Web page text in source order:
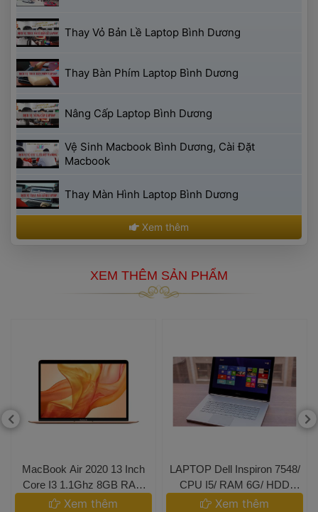
Thay Vỏ Bản Lề Laptop Bình Dương
Thay Bàn Phím Laptop Bình Dương
Nâng Cấp Laptop Bình Dương
Vệ Sinh Macbook Bình Dương, Cài Đặt
Macbook
Thay Màn Hình Laptop Bình Dương
Xem thêm
XEM THÊM SẢN PHẨM
MacBook Air 2020 13 Inch
Core I3 1.1Ghz 8GB RAM
256GB SSD
Xem thêm
LAPTOP Dell Inspiron 7548/
CPU I5/ RAM 6G/ HDD
500G
Xem thêm